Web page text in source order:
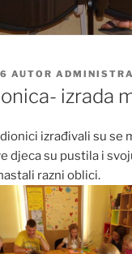
AUTOR
izrada
izrađivali su se
djeca su pustila i
razni oblici.